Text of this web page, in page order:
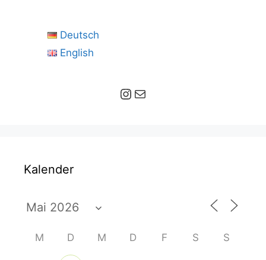
Deutsch
English
Instagram E-Mail
Kalender
M D M D F S S